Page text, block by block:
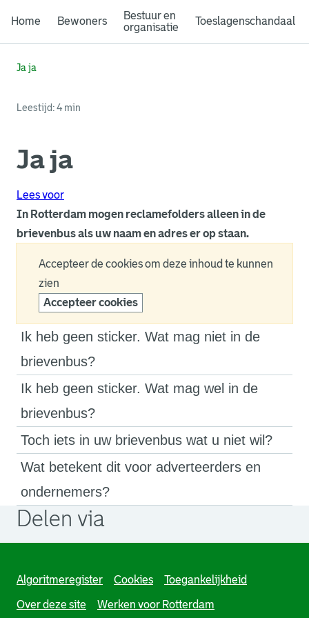
Home Bewoners
Bestuur en
organisatie
Toeslagenschandaal
Ja ja
Leestijd: 4 min
Ja ja
Lees voor
In Rotterdam mogen reclamefolders alleen in de
brievenbus als uw naam en adres er op staan.
Accepteer de cookies om deze inhoud te kunnen
zien
Accepteer cookies
Ik heb geen sticker. Wat mag niet in de
brievenbus?
Ik heb geen sticker. Wat mag wel in de
brievenbus?
Toch iets in uw brievenbus wat u niet wil?
Wat betekent dit voor adverteerders en
ondernemers?
Delen via
Algoritmeregister Cookies Toegankelijkheid
Over deze site Werken voor Rotterdam